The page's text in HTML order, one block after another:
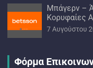
Μπάγερν –
Κορυφαίες
7 Αυγούστου
Φόρμα